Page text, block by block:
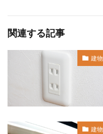
関連する記事
建物
建物